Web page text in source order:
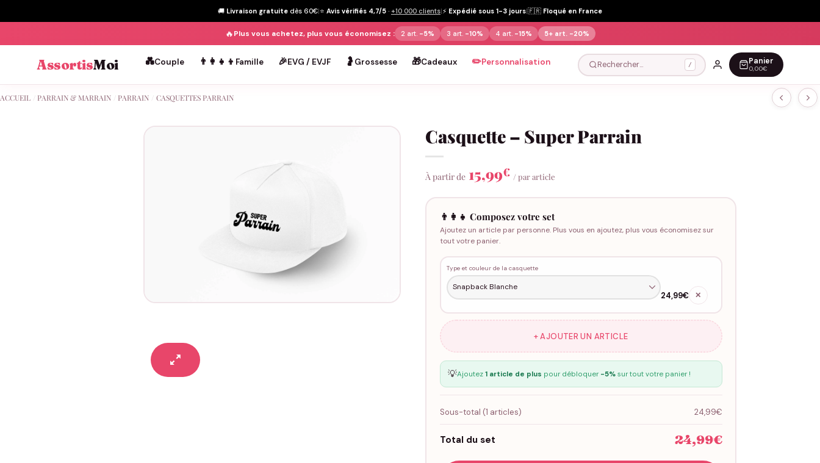
🚚 Livraison gratuite dès 60€|⭐ Avis vérifiés 4,7/5 · +10 000 clients|⚡ Expédié sous 1-3 jours|🇫🇷 Floqué en France
🔥Plus vous achetez, plus vous économisez : 2 art. -5% 3 art. -10% 4 art. -15% 5+ art. -20%
AssortisMoi 💑Couple 👨‍👩‍👧‍👦 Famille 🎉EVG / EVJF 🤰 Grossesse 🎁Cadeaux ✏️Personnalisation Rechercher… / Panier
0,00€
ACCUEIL PARRAIN & MARRAIN PARRAIN CASQUETTES PARRAIN
Casquette – Super Parrain
À partir de 15,99€ / par article
👨‍👩‍👧 Composez votre set
Ajoutez un article par personne. Plus vous en ajoutez, plus vous économisez sur
tout votre panier.
Type et couleur de la casquette
24,99€ ✕
+ AJOUTER UN ARTICLE
💡Ajoutez 1 article de plus pour débloquer -5%sur tout votre panier !
Sous-total (1 articles) 24,99€
Total du set 24,99€